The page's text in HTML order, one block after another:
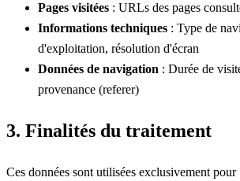
Pages visitées : URLs des pages
Informations techniques : Type de
d'exploitation, résolution d'écran
Données de navigation : Durée de
provenance (referer)
3. Finalités du traitement
Ces données sont utilisées exclusivement pour